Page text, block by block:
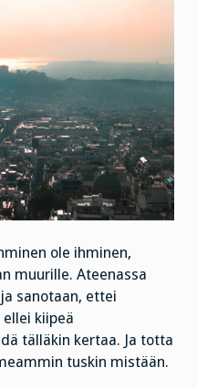
ole ihminen,
muurille. Ateenassa
sanotaan, ettei
kiipeä
tälläkin kertaa. Ja totta
tuskin mistään.